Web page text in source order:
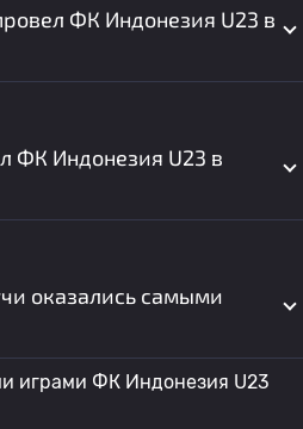
ФК Индонезия U23 в
ФК Индонезия U23 в
оказались самыми
играми ФК Индонезия U23